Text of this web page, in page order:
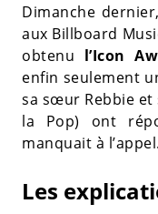
Dimanche dernier,
aux Billboard
obtenu l’Icon
enfin seulement
sa sœur Rebbie et
la Pop) ont
manquait à l’appel.
Les